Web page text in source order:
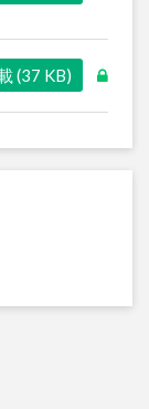
(37 KB)